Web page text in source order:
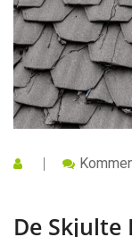
De Skjulte